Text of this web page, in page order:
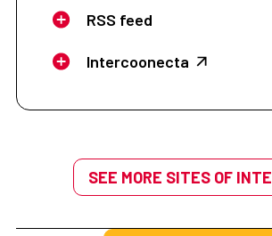
RSS feed
Intercoonecta
SEE MORE SITES OF